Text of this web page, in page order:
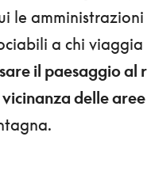
le
a chi
il paesaggio al
vicinanza delle